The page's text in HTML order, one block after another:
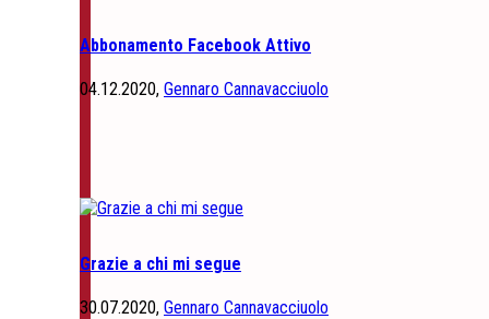
Abbonamento Facebook Attivo
04.12.2020, Gennaro Cannavacciuolo
Grazie a chi mi segue
30.07.2020, Gennaro Cannavacciuolo